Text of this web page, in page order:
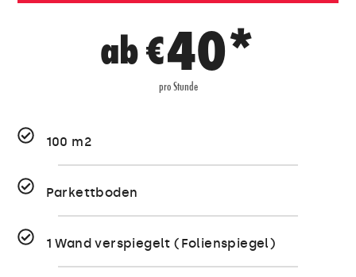
ab €40*
pro Stunde
100 m2
Parkettboden
1 Wand verspiegelt (Folienspiegel)